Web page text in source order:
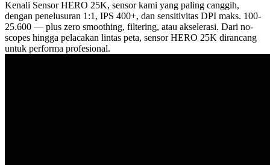
Kenali Sensor HERO 25K, sensor kami yang paling canggih,
dengan penelusuran 1:1, IPS 400+, dan sensitivitas DPI maks. 100-
25.600 — plus zero smoothing, filtering, atau akselerasi. Dari no-
scopes hingga pelacakan lintas peta, sensor HERO 25K dirancang
untuk performa profesional.